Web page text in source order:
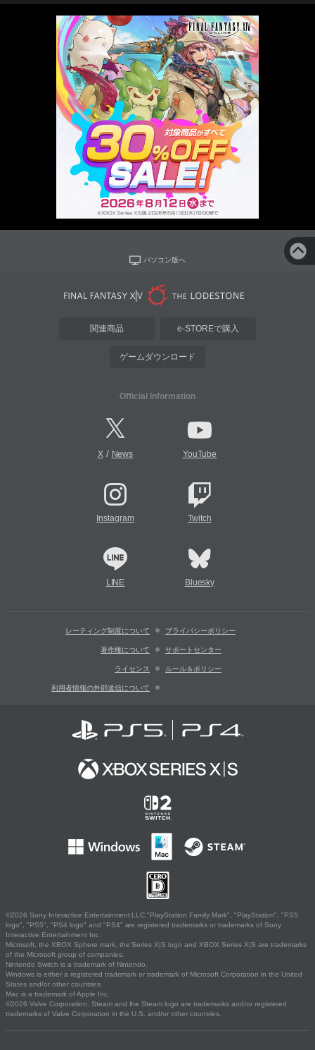
パソコン版へ
関連商品 e-STOREで購入
ゲームダウンロード
Official Information
X/ News YouTube
Instagram Twitch
LINE Bluesky
レーティング制度について プライバシーポリシー
著作権について サポートセンター
ライセンス ルール＆ポリシー
利用者情報の外部送信について
©2026 Sony Interactive Entertainment LLC."PlayStation Family Mark", "PlayStation", "PS5
logo", "PS5", "PS4 logo" and "PS4" are registered trademarks or trademarks of Sony
Interactive Entertainment Inc.
Microsoft, the XBOX Sphere mark, the Series X|S logo and XBOX Series X|S are trademarks
of the Microsoft group of companies.
Nintendo Switch is a trademark of Nintendo.
Windows is either a registered trademark or trademark of Microsoft Corporation in the United
States and/or other countries.
Mac is a trademark of Apple Inc.
©2026 Valve Corporation. Steam and the Steam logo are trademarks and/or registered
trademarks of Valve Corporation in the U.S. and/or other countries.